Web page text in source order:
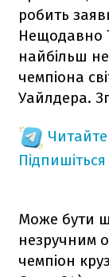
робить
Нещодавно
найбільш
чемпіона
Уайлдера.
Може бути
незручним
чемпіон